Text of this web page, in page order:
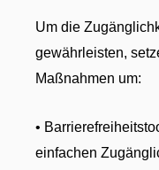
Um die
gewährleisten,
Maßnahmen um:
•
einfachen